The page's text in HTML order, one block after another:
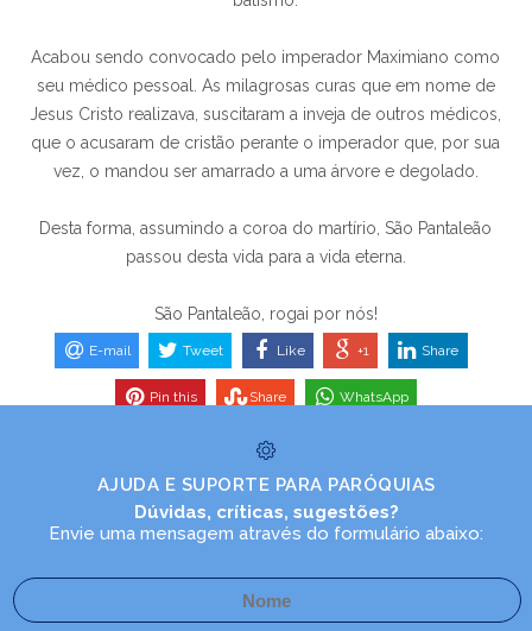
Acabou sendo convocado pelo imperador Maximiano como
seu médico pessoal. As milagrosas curas que em nome de
Jesus Cristo realizava, suscitaram a inveja de outros médicos,
que o acusaram de cristão perante o imperador que, por sua
vez, o mandou ser amarrado a uma árvore e degolado.
Desta forma, assumindo a coroa do martírio, São Pantaleão
passou desta vida para a vida eterna.
São Pantaleão, rogai por nós!
E-mail Tweet Like +1 Share
Pin this Share WhatsApp
AJUDA E SUPORTE PARA PARÓQUIAS
Dúvidas, críticas, sugestões?
Envie uma mensagem através do formulário abaixo: